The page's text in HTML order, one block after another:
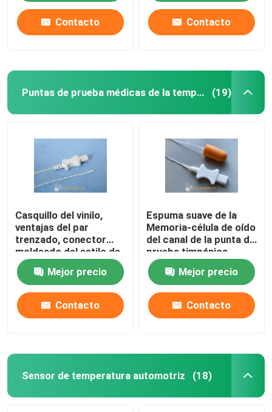
Productos
Contacto Contacto
Puntas de prueba médicas de la temperatura (19)
Casquillo del vinilo,
ventajas del par
trenzado, conector
moldeado del estilo de
Molex, sensor de
temperatura médico de
fines generales
disponible 2.252K
Mejor precio
Contacto
Espuma suave de la
Memoria-célula de oído
del canal de la punta de
prueba timpánica
médica disponible de la
temperatura con serie
constante de las
dimensiones HF416
Mejor precio
Contacto
Sensor de temperatura automotriz (18)